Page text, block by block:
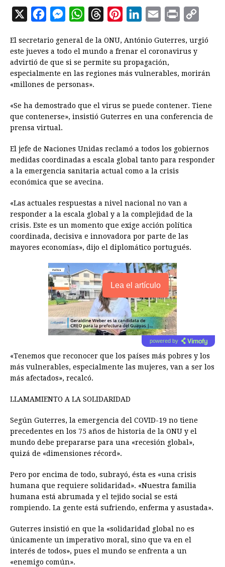
X
c
e
b
o
o
k
M
s
s
e
n
g
e
W
a
t
s
A
p
p
r
e
a
s
n
t
e
e
s
n
k
e
I
n
a
i
l
i
t
p
L
n
k
El secretario general de la ONU, António Guterres, urgió
este jueves a todo el mundo a frenar el coronavirus y
advirtió de que si se permite su propagación,
especialmente en las regiones más vulnerables, morirán
«millones de personas».
«Se ha demostrado que el virus se puede contener. Tiene
que contenerse», insistió Guterres en una conferencia de
prensa virtual.
El jefe de Naciones Unidas reclamó a todos los gobiernos
medidas coordinadas a escala global tanto para responder
a la emergencia sanitaria actual como a la crisis
económica que se avecina.
«Las actuales respuestas a nivel nacional no van a
responder a la escala global y a la complejidad de la
crisis. Este es un momento que exige acción política
coordinada, decisiva e innovadora por parte de las
mayores economías», dijo el diplomático portugués.
Lea el artículo
powered by
«Tenemos que reconocer que los países más pobres y los
más vulnerables, especialmente las mujeres, van a ser los
más afectados», recalcó.
LLAMAMIENTO A LA SOLIDARIDAD
Según Guterres, la emergencia del COVID-19 no tiene
precedentes en los 75 años de historia de la ONU y el
mundo debe prepararse para una «recesión global»,
quizá de «dimensiones récord».
Pero por encima de todo, subrayó, ésta es «una crisis
humana que requiere solidaridad». «Nuestra familia
humana está abrumada y el tejido social se está
rompiendo. La gente está sufriendo, enferma y asustada».
Guterres insistió en que la «solidaridad global no es
únicamente un imperativo moral, sino que va en el
interés de todos», pues el mundo se enfrenta a un
«enemigo común».